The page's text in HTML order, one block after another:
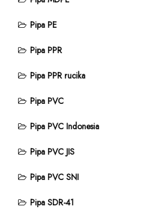
Pipa PE
Pipa PPR
Pipa PPR rucika
Pipa PVC
Pipa PVC Indonesia
Pipa PVC JIS
Pipa PVC SNI
Pipa SDR-41